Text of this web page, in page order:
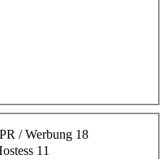
/ Werbung 18
11